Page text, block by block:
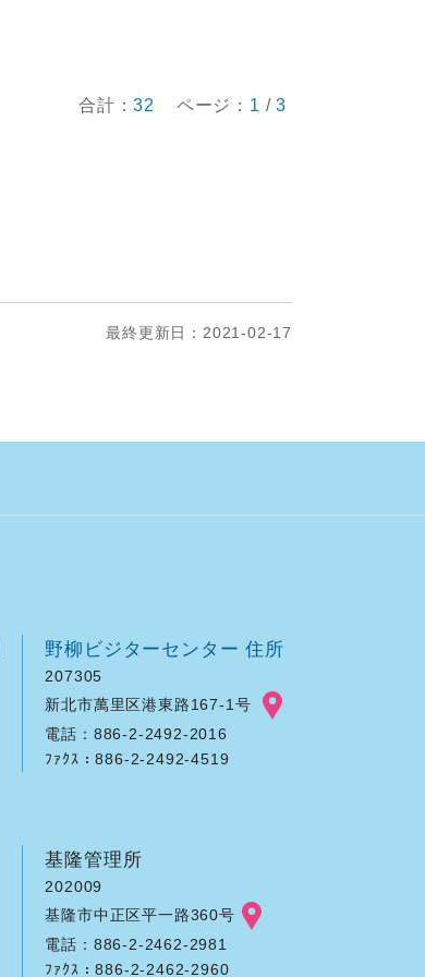
合計：32 ページ： 1 /3
最終更新日：2021-02-17
野柳ビジターセンター 住所
207305
新北市萬里区港東路167-1号
電話：886-2-2492-2016
ﾌｧｸｽ：886-2-2492-4519
基隆管理所
202009
基隆市中正区平一路360号
電話：886-2-2462-2981
ﾌｧｸｽ：886-2-2462-2960